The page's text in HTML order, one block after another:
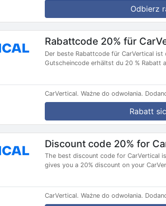
Odbierz
Rabattcode 20% für
Der beste Rabattcode für CarVertical ist
Gutscheincode erhältst du 20 % Rabatt
CarVertical. Ważne do odwołania.
Rabatt
Discount code 20% for
The best discount code for CarVertical
gives you a 20% discount on your
CarVertical. Ważne do odwołania.